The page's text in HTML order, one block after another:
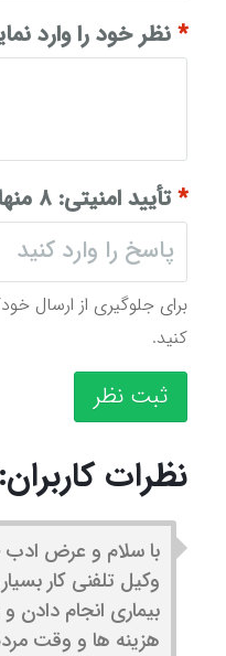
*نظر خود را وارد
*تأیید امنیتی: ۸ منهای ۵ = ؟
برای جلوگیری از ارسال
کنید.
ثبت نظر
نظرات کاربران:
با سلام و عرض
وکیل تلفنی کار
بیماری انجام
هزینه ها و وقت